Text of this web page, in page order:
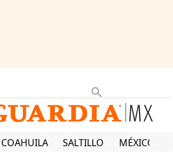
COAHUILA SALTILLO MÉXICO